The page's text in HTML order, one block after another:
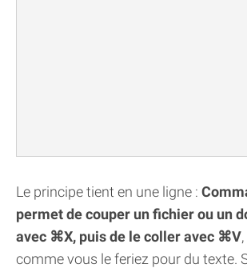
Le principe tient en une ligne :
permet de couper un fichier ou un
avec ⌘X, puis de le coller avec ⌘V
comme vous le feriez pour du texte.